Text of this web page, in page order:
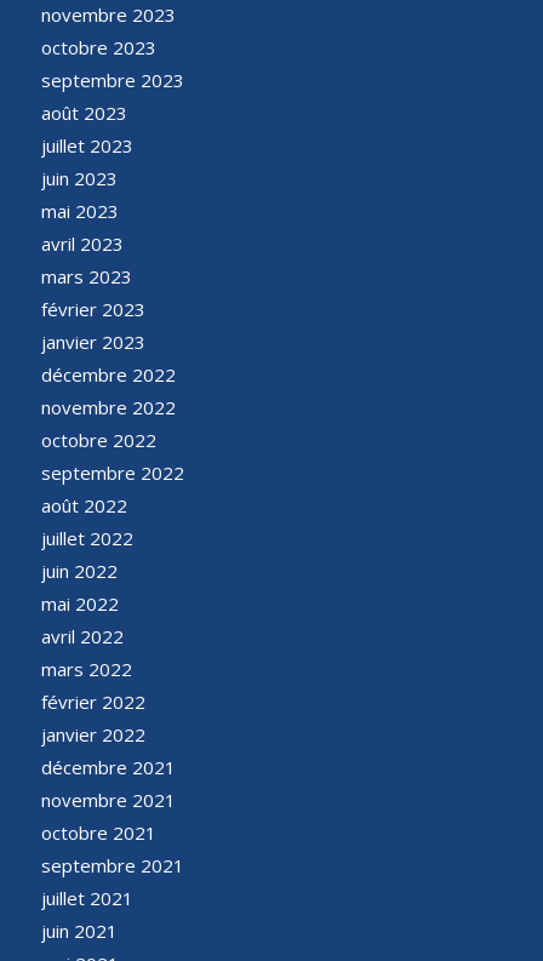
novembre 2023
octobre 2023
septembre 2023
août 2023
juillet 2023
juin 2023
mai 2023
avril 2023
mars 2023
février 2023
janvier 2023
décembre 2022
novembre 2022
octobre 2022
septembre 2022
août 2022
juillet 2022
juin 2022
mai 2022
avril 2022
mars 2022
février 2022
janvier 2022
décembre 2021
novembre 2021
octobre 2021
septembre 2021
juillet 2021
juin 2021